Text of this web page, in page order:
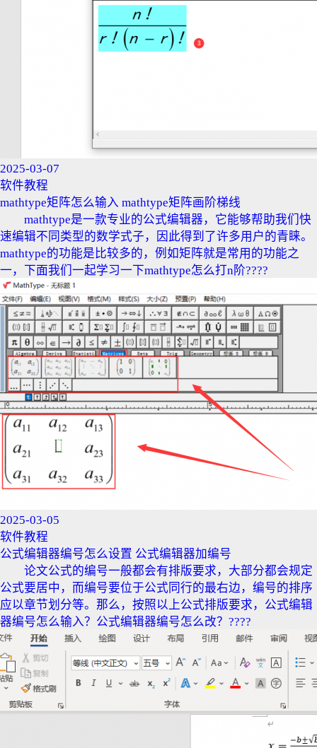
2025-03-07
软件教程
mathtype矩阵怎么输入 mathtype矩阵画阶梯线
mathtype是一款专业的公式编辑器，它能够帮助我们快
速编辑不同类型的数学式子，因此得到了许多用户的青睐。
mathtype的功能是比较多的，例如矩阵就是常用的功能之
一，下面我们一起学习一下mathtype怎么打n阶????
2025-03-05
软件教程
公式编辑器编号怎么设置 公式编辑器加编号
论文公式的编号一般都会有排版要求，大部分都会规定
公式要居中，而编号要位于公式同行的最右边，编号的排序
应以章节划分等。那么，按照以上公式排版要求，公式编辑
器编号怎么输入？公式编辑器编号怎么改？????